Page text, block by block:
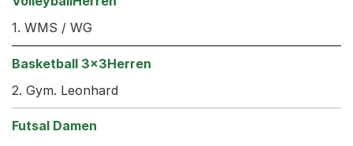
1. WMS / WG
2. Gym. Leonhard